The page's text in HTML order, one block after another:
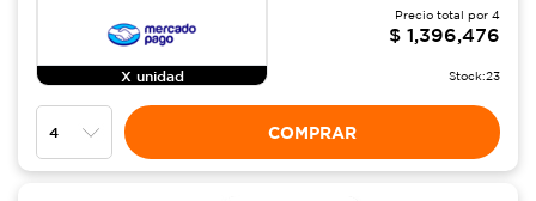
X unidad
Precio total por 4
$ 1,396,476
Stock:23
COMPRAR